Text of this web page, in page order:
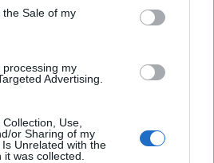
Sale of my
my
Advertising.
Use,
or Sharing of my
Unrelated with the
was collected.